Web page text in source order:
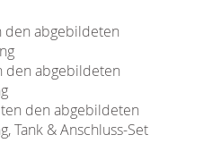
den abgebildeten
den abgebildeten
den abgebildeten
Tank & Anschluss-Set